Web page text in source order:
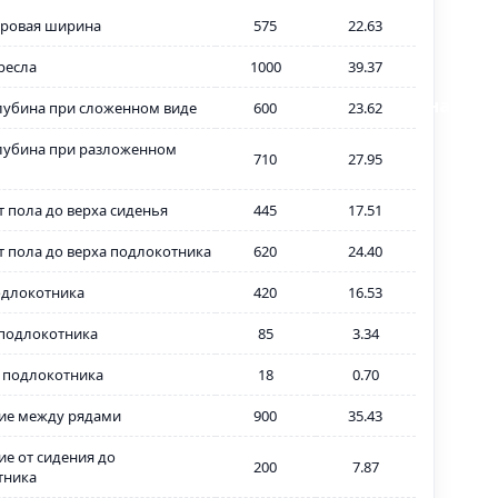
ширина 575 22.63
1000 39.37
при сложенном виде 600 23.62
при разложенном 710 27.95
пола до верха сиденья 445 17.51
пола до верха подлокотника 620 24.40
420 16.53
85 3.34
18 0.70
между рядами 900 35.43
от сидения до
200 7.87